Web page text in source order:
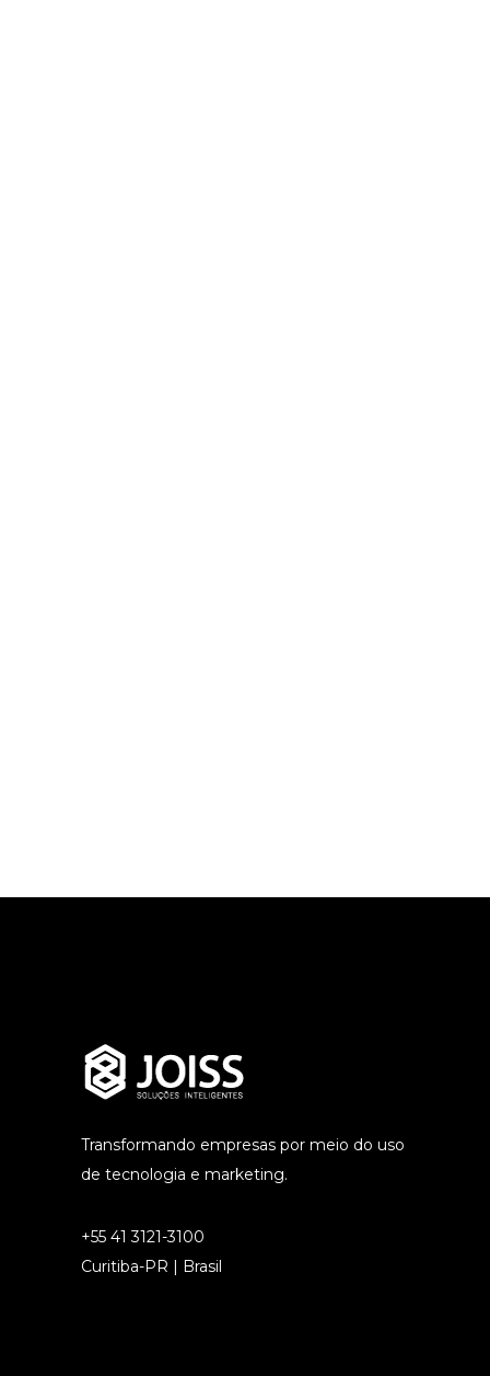
Transformando empresas por meio do uso
de tecnologia e marketing.
+55 41 3121-3100
Curitiba-PR | Brasil